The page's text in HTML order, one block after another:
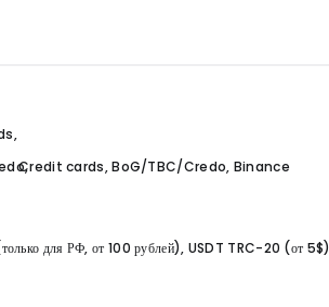
Credit cards, BoG/TBC/Credo, Binance
для РФ, от 100 рублей), USDT TRC-20 (от 5$)